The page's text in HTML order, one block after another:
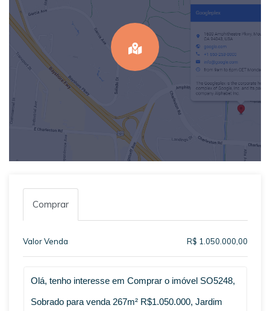
Comprar
Valor Venda R$ 1.050.000,00